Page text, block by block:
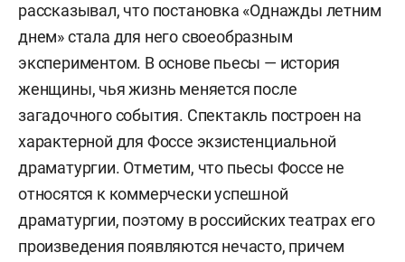
рассказывал, что постановка «Однажды летним
днем» стала для него своеобразным
экспериментом. В основе пьесы — история
женщины, чья жизнь меняется после
загадочного события. Спектакль построен на
характерной для Фоссе экзистенциальной
драматургии. Отметим, что пьесы Фоссе не
относятся к коммерчески успешной
драматургии, поэтому в российских театрах его
произведения появляются нечасто, причем